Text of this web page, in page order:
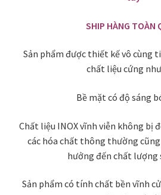
SHIP HÀNG TOÀN
Sản phẩm được thiết kế vô cùng
chất liệu cứng
Bề mặt có độ sáng
Chất liệu INOX vĩnh viễn không bị
các hóa chất thông thường
hưởng đến chất lượng
Sản phẩm có tính chất bền vĩnh